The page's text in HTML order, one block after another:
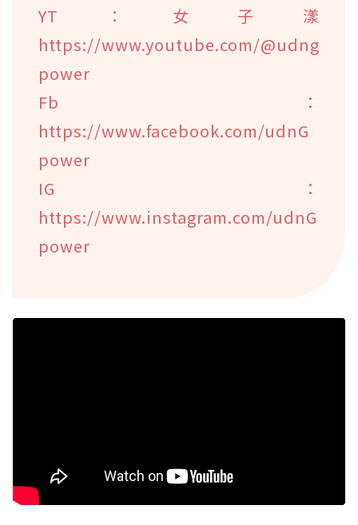
YT：女子漾
https://www.youtube.com/@udng
power
Fb：
https://www.facebook.com/udnG
power
IG：
https://www.instagram.com/udnG
power